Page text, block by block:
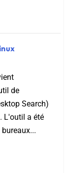
de
Search)
L'outil a été